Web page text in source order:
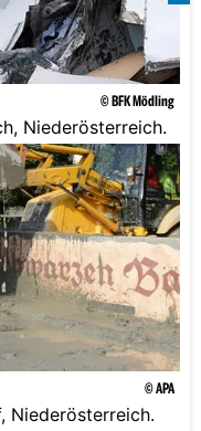
© BFK Mödling
Niederösterreich.
© APA
Niederösterreich.